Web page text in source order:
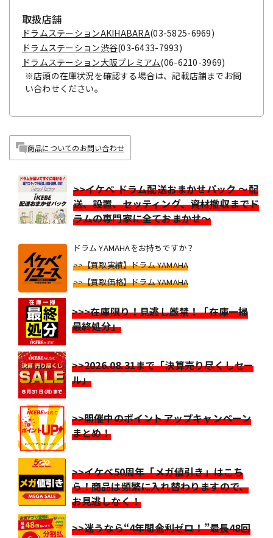
取扱店舗
ドラムステーションAKIHABARA(03-5825-6969)
ドラムステーション渋谷(03-6433-7993)
ドラムステーション大阪プレミアム(06-6210-3969)
※店頭の在庫状況を確認する場合は、記載店舗までお問
い合わせください。
商品についてのお問い合わせ
>>イケベ ドラム配送おまかせパック ～配
送、設置、セッティング、資材撤収までド
ラムの専門家に全ておまかせ～
ドラム YAMAHAをお持ちですか？
>>【買取実績】ドラム YAMAHA
>>【買取価格】ドラム YAMAHA
>>>在庫限り！見逃し厳禁！「在庫一掃
最終処分」
>>2026.08.31まで「決算売り尽くしセー
ル」
>>開催中のポイントアップキャンペーン
まとめ！
>>イケベ50周年「メガ値引き」はこち
ら！商品は頻繁に入れ替わりますので、
お見逃しなく！
>>迷うなら“4年間金利ゼロ！”最長48回